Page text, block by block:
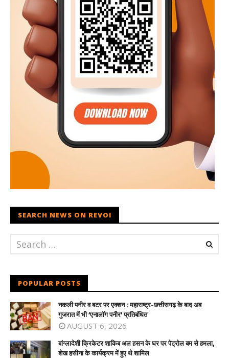
SEARCH NEWS ON REVOI
POPULAR POSTS
नकली पनीर व बटर पर एक्शन : महाराष्ट्र-छत्तीसगढ़ के बाद अब
गुजरात में भी ‘एनालॉग पनीर’ प्रतिबंधित
AUGUST 6, 2026
बांग्लादेशी क्रिकेटर शाकिब अल हसन के घर पर पेट्रोल बम से हमला,
शेख हसीना के कार्यक्रम में हुए थे शामिल